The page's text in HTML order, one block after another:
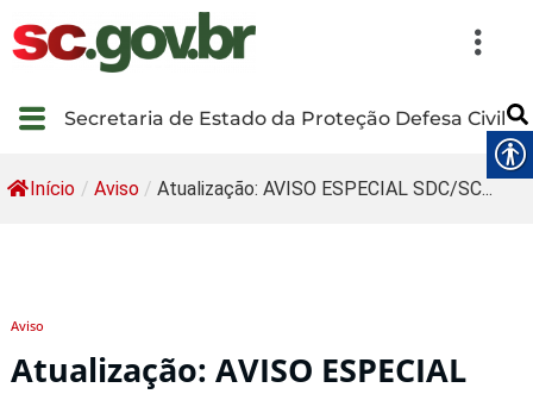
Secretaria de Estado da Proteção Defesa Civil
Início / Aviso / Atualização: AVISO ESPECIAL SDC/SC...
Aviso
Atualização: AVISO ESPECIAL